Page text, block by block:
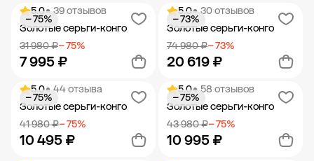
Добавить в корзину Добавить в корзину
5.0• 39 отзывов
Золотые серьги-конго
31 980 ₽− 75%
7 995 ₽
− 75%
Добавить в корзину
5.0• 30 отзывов
Золотые серьги-конго
74 980 ₽− 73%
20 619 ₽
− 73%
Добавить в корзину
5.0• 44 отзыва
Золотые серьги-конго
41 980 ₽− 75%
10 495 ₽
− 75%
5.0• 58 отзывов
Золотые серьги-конго
43 980 ₽− 75%
10 995 ₽
− 75%